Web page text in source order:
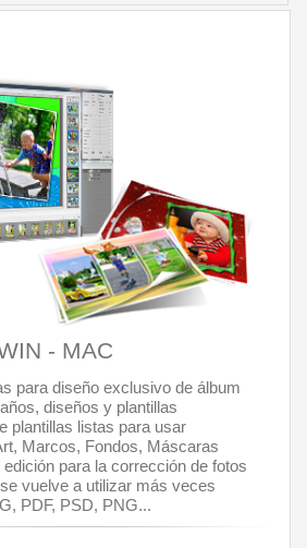
- MAC
para diseño exclusivo de álbum
diseños y plantillas
plantillas listas para usar
Marcos, Fondos, Máscaras
para la corrección de fotos
vuelve a utilizar más veces
PDF, PSD, PNG...